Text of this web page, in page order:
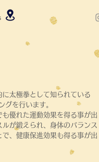
太極拳として知られている
グを行います。
優れた運動効果を得る事が出
が鍛えられ、身体のバランス
、健康保進効果も得る事が出